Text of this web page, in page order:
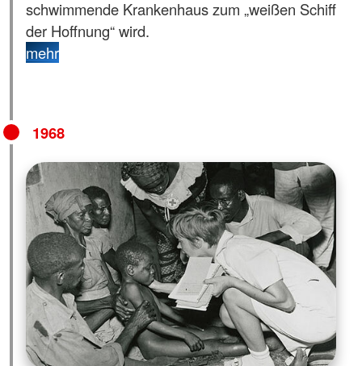
schwimmende Krankenhaus zum „weißen Schiff
der Hoffnung“ wird.
mehr
1968